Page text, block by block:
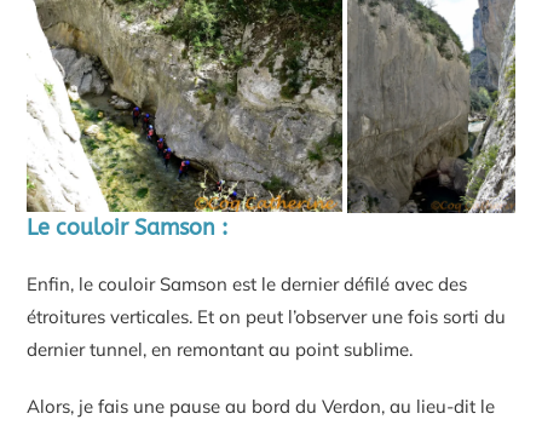
Le couloir Samson :
Enfin, le couloir Samson est le dernier défilé avec des
étroitures verticales. Et on peut l’observer une fois sorti du
dernier tunnel, en remontant au point sublime.
Alors, je fais une pause au bord du Verdon, au lieu-dit le